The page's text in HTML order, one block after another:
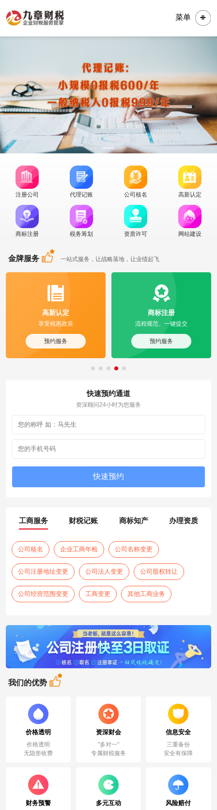
菜单
注册公司 代理记账 公司核名 高新认定
商标注册 税务筹划 资质许可 网站建设
金牌服务 一站式服务，让战略落地，让业绩起飞
高新认定
享受税惠政策
预约服务
商标注册
流程规范、一键提交
预约服务
快速预约通道
资深顾问24小时为您服务
工商服务 财税记账 商标知产 办理资质
公司核名 企业工商年检 公司名称变更
公司注册地址变更 公司法人变更 公司股权转让
公司经营范围变更 工商变更 其他工商业务
我们的优势
价格透明
价格透明
无隐形收费
资深财会
"多对一"
专属财税服务
信息安全
三重备份
安全有保障
财务预警 多元互动 风险赔付